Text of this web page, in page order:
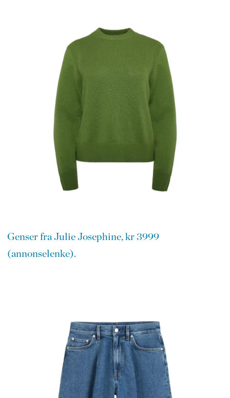
Genser fra Julie Josephine, kr 3999
(annonselenke).